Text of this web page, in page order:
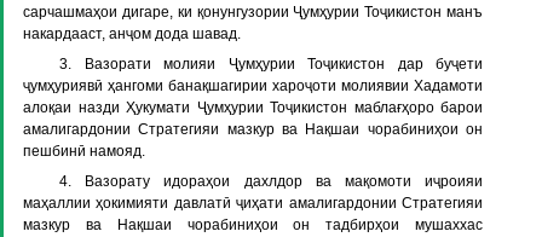
сарчашмаҳои дигаре, ки қонунгузории Ҷумҳурии Тоҷикистон манъ
накардааст, анҷом дода шавад.
3. Вазорати молияи Ҷумҳурии Тоҷикистон дар буҷети
ҷумҳуриявӣ ҳангоми банақшагирии хароҷоти молиявии Хадамоти
алоқаи назди Ҳукумати Ҷумҳурии Тоҷикистон маблағҳоро барои
амалигардонии Стратегияи мазкур ва Нақшаи чорабиниҳои он
пешбинӣ намояд.
4. Вазорату идораҳои дахлдор ва мақомоти иҷроияи
маҳаллии ҳокимияти давлатӣ ҷиҳати амалигардонии Стратегияи
мазкур ва Нақшаи чорабиниҳои он тадбирҳои мушаххас